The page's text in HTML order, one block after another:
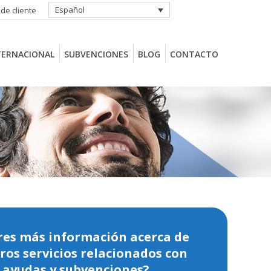
cliente Español
SUBVENCIONES BLOG CONTACTO
más información acerca de
servicios relacionados con